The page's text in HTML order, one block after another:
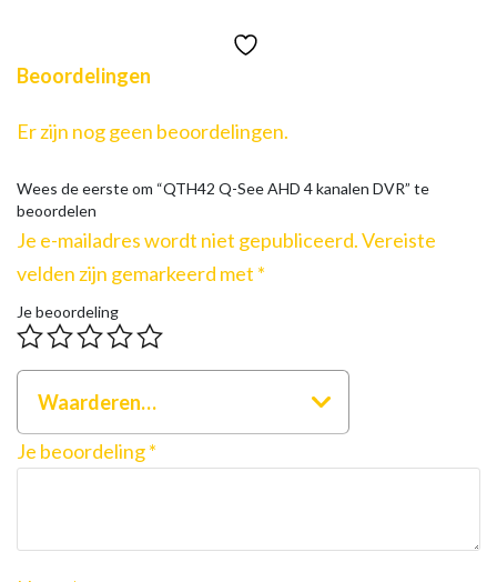
Beoordelingen
Er zijn nog geen beoordelingen.
Wees de eerste om “QTH42 Q-See AHD 4 kanalen DVR” te
beoordelen
Je e-mailadres wordt niet gepubliceerd.Vereiste
velden zijn gemarkeerd met *
Je beoordeling
Waarderen…
Je beoordeling*